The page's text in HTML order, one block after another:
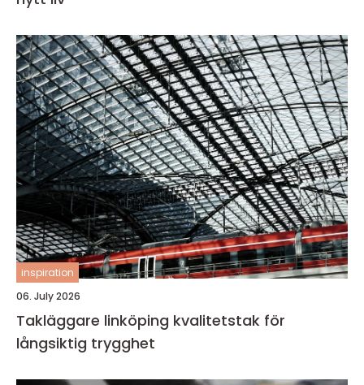
inspiration
06. July 2026
Takläggare linköping kvalitetstak för
långsiktig trygghet